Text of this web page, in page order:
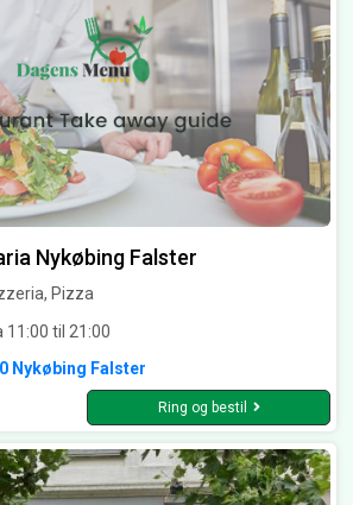
Nykøbing Falster
Pizza
11:00 til 21:00
Nykøbing Falster
Ring og bestil